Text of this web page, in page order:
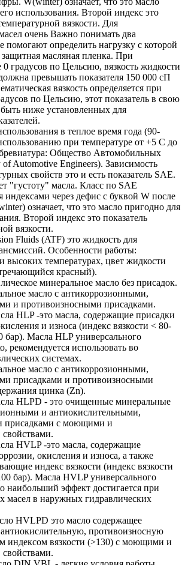
использования. Второй индекс это
вязкости. Для
очень Важно понимать два
помогают определить нагрузку с которой
масляная пленка. При
градусов по Цельсию, вязкость жидкости
превышать показателя 150 000 сП
вязкость определяется при
по Цельсию, этот показатель в свою
ниже установленных для
в теплое время года (90-
при температуре от +5 С до
Общество Автомобильных
Automotive Engineers). Зависимость
свойств это и есть показатель SAE.
"густоту" масла. Класс по SAE
индексами через дефис с буквой W после
означает, что это масло пригодно для
Второй индекс это показатель
вязкости.
Fluids (ATF) это жидкость для
Особенности работы:
высоких температурах, цвет жидкости
красный).
минеральное масло без присадок.
масло с антикоррозионными,
и противоизносными присадками.
HLP -это масла, содержащие присадки
и износа (индекс вязкости < 80-
бар). Масла HLP универсального
рекомендуется использовать во
системах.
масло с антикоррозионными,
присадками и противоизносными
цинка (Zn).
HLPD - это очищенные минеральные
и антиокислительными,
присадками с моющими и
HVLP -это масла, содержащие
окисления и износа, а также
индекс вязкости (индекс вязкости
бар). Масла HVLP универсального
наибольший эффект достигается при
масел в наружных гидравлических
HVLPD это масло содержащее
противоизносную
индексом вязкости (>130) с моющими и